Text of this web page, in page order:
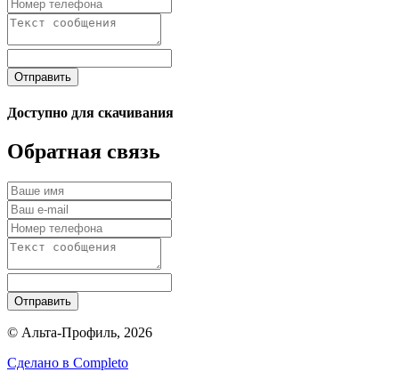
Отправить
Доступно для скачивания
Обратная связь
Отправить
© Альта-Профиль, 2026
Сделано в Completo